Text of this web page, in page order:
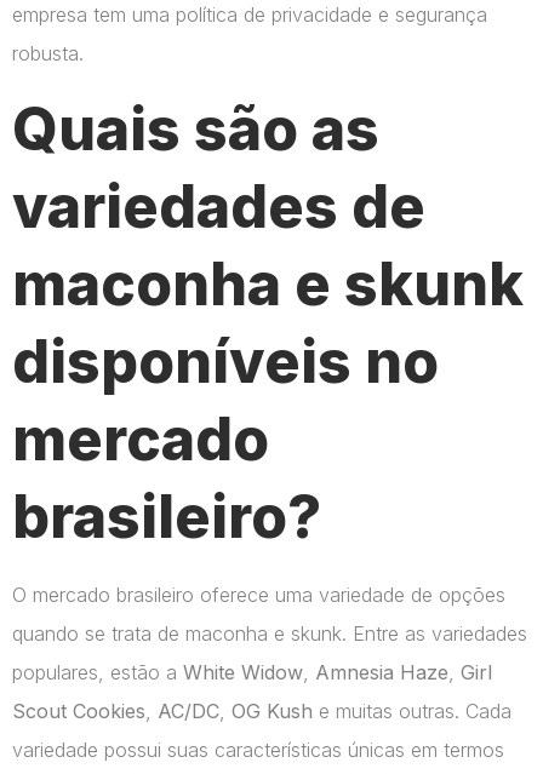
empresa tem uma política de privacidade e segurança
robusta.
Quais são as
variedades de
maconha e skunk
disponíveis no
mercado
brasileiro?
O mercado brasileiro oferece uma variedade de opções
quando se trata de maconha e skunk. Entre as variedades
populares, estão a White Widow Amnesia Haze Girl
Scout Cookies AC/DC OG Kush e muitas outras. Cada
variedade possui suas características únicas em termos